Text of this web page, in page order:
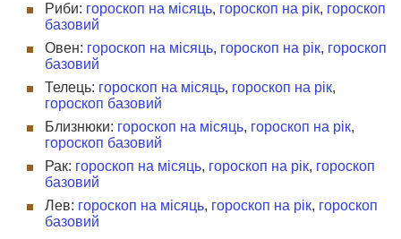
Риби: гороскоп на місяць, гороскоп на рік, гороскоп
базовий
Овен: гороскоп на місяць, гороскоп на рік, гороскоп
базовий
Телець: гороскоп на місяць, гороскоп на рік,
гороскоп базовий
Близнюки: гороскоп на місяць, гороскоп на рік,
гороскоп базовий
Рак: гороскоп на місяць, гороскоп на рік, гороскоп
базовий
Лев: гороскоп на місяць, гороскоп на рік, гороскоп
базовий